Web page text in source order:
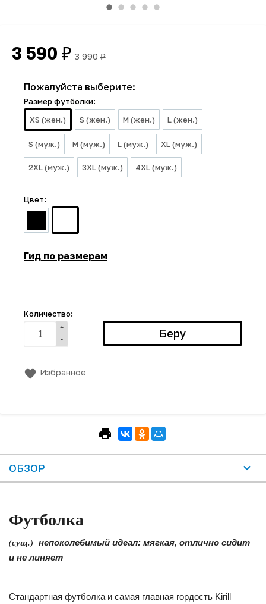
3 590 ₽ 3 990₽
Пожалуйста выберите:
Размер футболки:
XS (жен.)
S (жен.) M (жен.) L (жен.)
S (муж.) M (муж.) L (муж.) XL (муж.)
2XL (муж.) 3XL (муж.) 4XL (муж.)
Цвет:
Гид по размерам
Количество:
Избранное
ОБЗОР
Футболка
(сущ.) непоколебимый идеал: мягкая, отлично сидит
и не линяет
Стандартная футболка и самая главная гордость Kirill